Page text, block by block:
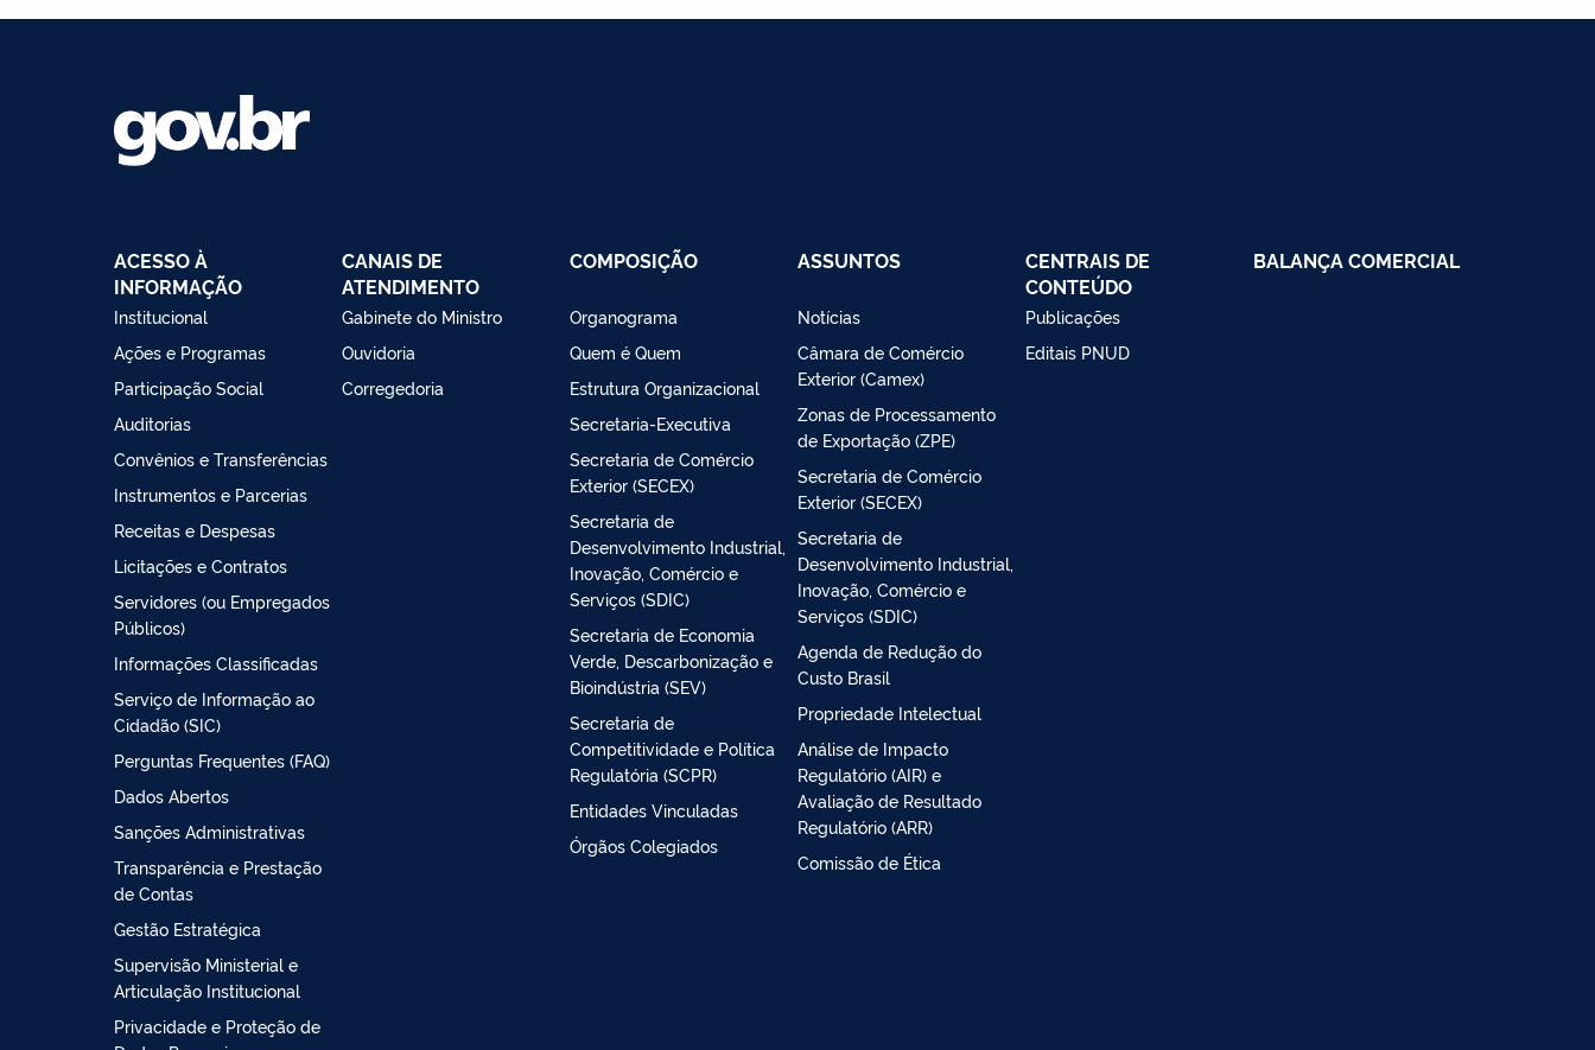
ACESSO À
INFORMAÇÃO
Institucional
Ações e Programas
Participação Social
Auditorias
Convênios e Transferências
Instrumentos e Parcerias
Receitas e Despesas
Licitações e Contratos
Servidores (ou Empregados
Públicos)
Informações Classificadas
Serviço de Informação ao
Cidadão (SIC)
Perguntas Frequentes (FAQ)
Dados Abertos
Sanções Administrativas
Transparência e Prestação
de Contas
Gestão Estratégica
Supervisão Ministerial e
Articulação Institucional
Privacidade e Proteção de
CANAIS DE
ATENDIMENTO
Gabinete do Ministro
Ouvidoria
Corregedoria
COMPOSIÇÃO
Organograma
Quem é Quem
Estrutura Organizacional
Secretaria-Executiva
Secretaria de Comércio
Exterior (SECEX)
Secretaria de
Desenvolvimento Industrial,
Inovação, Comércio e
Serviços (SDIC)
Secretaria de Economia
Verde, Descarbonização e
Bioindústria (SEV)
Secretaria de
Competitividade e Política
Regulatória (SCPR)
Entidades Vinculadas
Órgãos Colegiados
ASSUNTOS
Notícias
Câmara de Comércio
Exterior (Camex)
Zonas de Processamento
de Exportação (ZPE)
Secretaria de Comércio
Exterior (SECEX)
Secretaria de
Desenvolvimento Industrial,
Inovação, Comércio e
Serviços (SDIC)
Agenda de Redução do
Custo Brasil
Propriedade Intelectual
Análise de Impacto
Regulatório (AIR) e
Avaliação de Resultado
Regulatório (ARR)
Comissão de Ética
CENTRAIS DE
CONTEÚDO
Publicações
Editais PNUD
BALANÇA COMERCIAL